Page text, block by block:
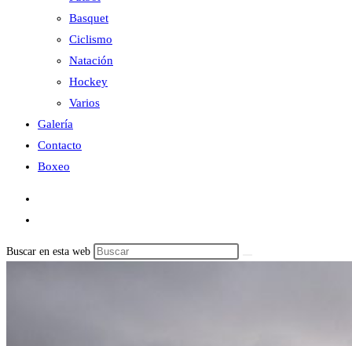
Basquet
Ciclismo
Natación
Hockey
Varios
Galería
Contacto
Boxeo
Buscar en esta web